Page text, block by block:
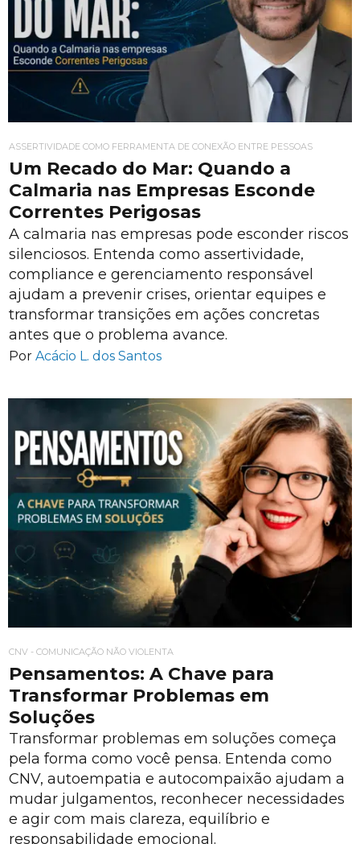
ASSERTIVIDADE COMO FERRAMENTA DE CONEXÃO ENTRE PESSOAS
Um Recado do Mar: Quando a
Calmaria nas Empresas Esconde
Correntes Perigosas
A calmaria nas empresas pode esconder riscos
silenciosos. Entenda como assertividade,
compliance e gerenciamento responsável
ajudam a prevenir crises, orientar equipes e
transformar transições em ações concretas
antes que o problema avance.
Por Acácio L. dos Santos
CNV - COMUNICAÇÃO NÃO VIOLENTA
Pensamentos: A Chave para
Transformar Problemas em
Soluções
Transformar problemas em soluções começa
pela forma como você pensa. Entenda como
CNV, autoempatia e autocompaixão ajudam a
mudar julgamentos, reconhecer necessidades
e agir com mais clareza, equilíbrio e
responsabilidade emocional.